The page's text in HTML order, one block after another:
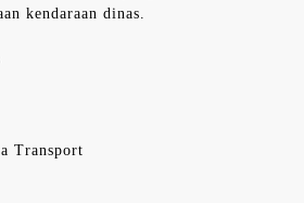
kendaraan dinas.
Transport